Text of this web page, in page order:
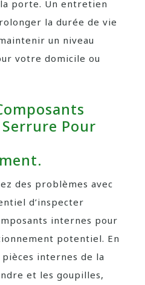
porte. Un entretien
la durée de vie
un niveau
votre domicile ou
Pour
des problèmes avec
d’inspecter
internes pour
potentiel. En
internes de la
et les goupilles,